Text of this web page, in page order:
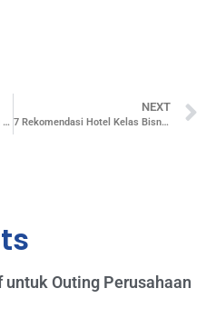
5 Kuliner Legendaris di Bandung untuk Rombongan Tour
NEXT
7 Rekomendasi Hotel Kelas Bisnis Yang Murah di Bandung
Outing Perusahaan